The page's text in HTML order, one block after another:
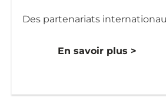
Des partenariats
En savoir plus >